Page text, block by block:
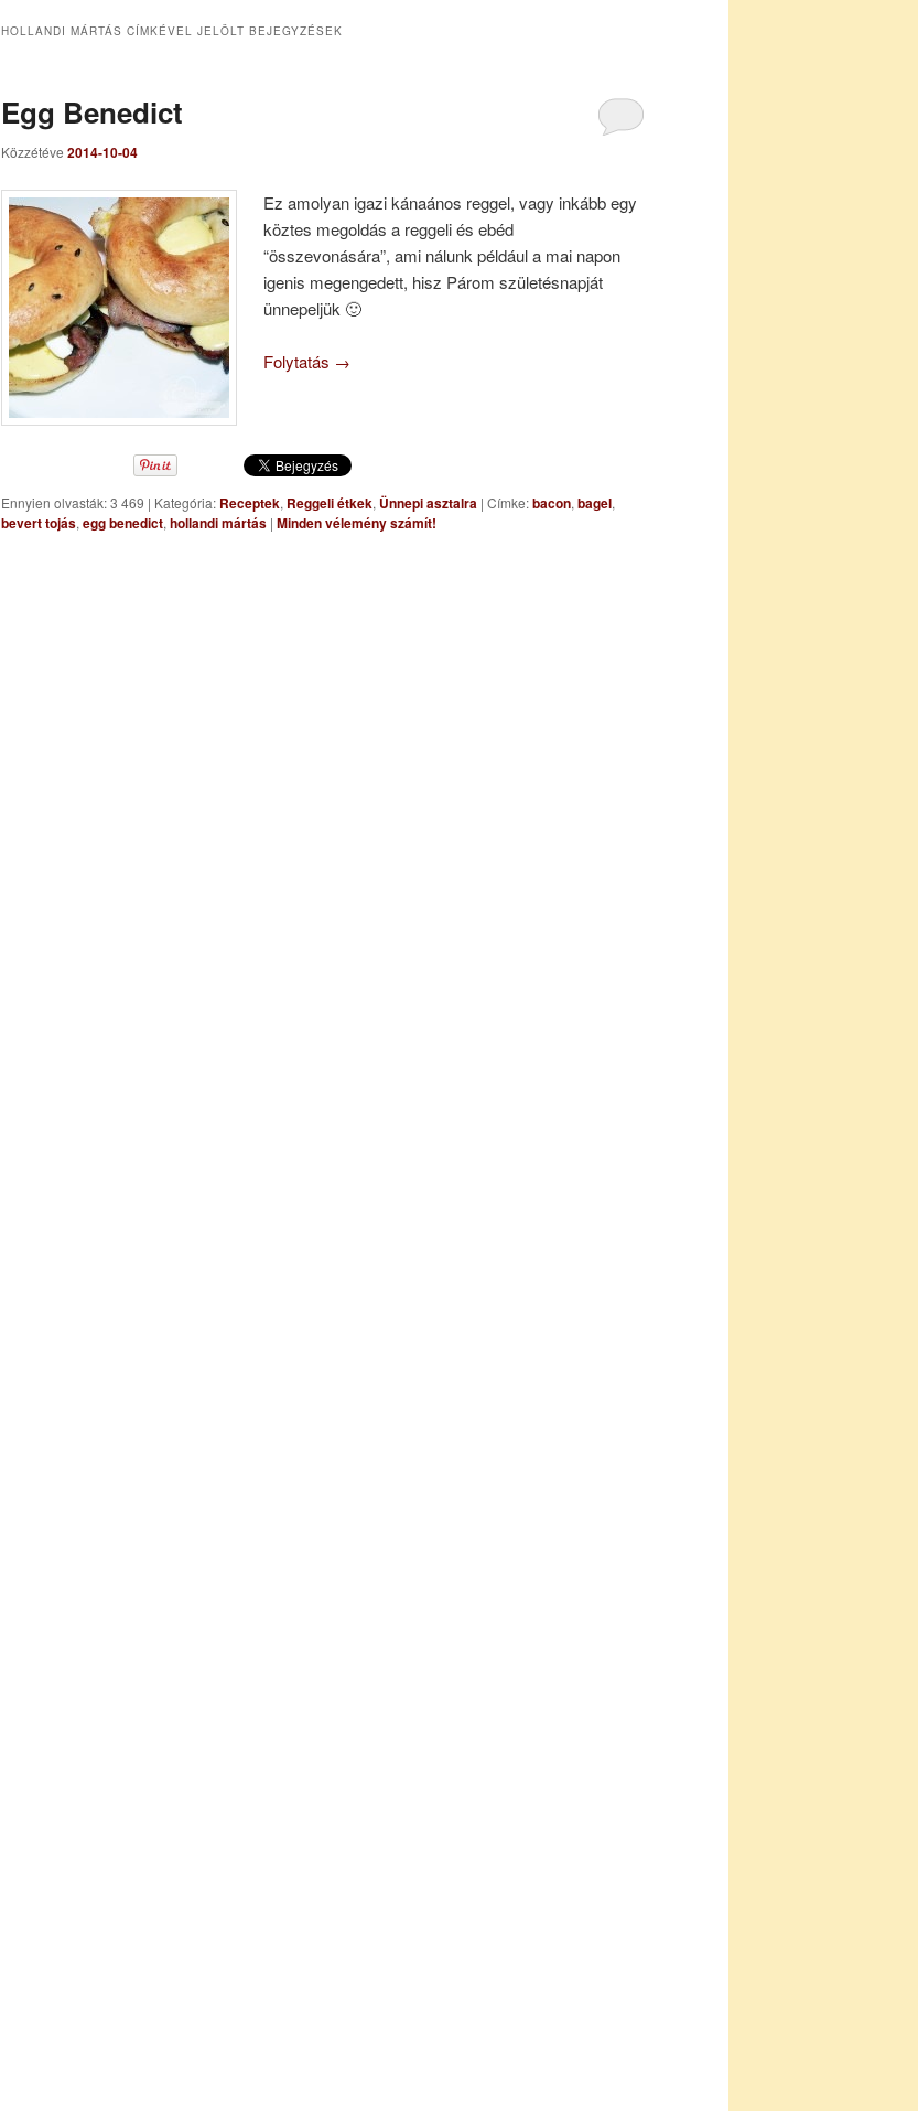
HOLLANDI MÁRTÁS CÍMKÉVEL JELÖLT BEJEGYZÉSEK
Egg Benedict
Közzétéve 2014-10-04
Ez amolyan igazi kánaános reggel, vagy inkább egy
köztes megoldás a reggeli és ebéd
“összevonására”, ami nálunk például a mai napon
igenis megengedett, hisz Párom születésnapját
ünnepeljük 🙂
Folytatás →
Ennyien olvasták: 3 469 | Kategória: Receptek, Reggeli étkek, Ünnepi asztalra | Címke:bacon, bagel,
bevert tojás, egg benedict, hollandi mártás | Minden vélemény számít!